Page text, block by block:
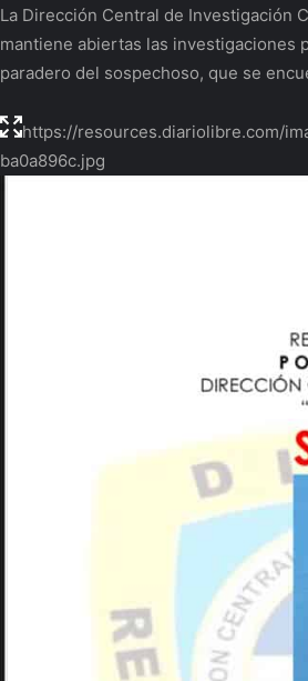
La Dirección Central de Investigación
mantiene abiertas las investigaciones
paradero del sospechoso, que se
https://resources.diariolibre.com/
ba0a896c.jpg